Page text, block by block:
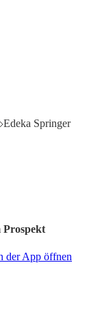
Edeka Springer
Prospekt
der App öffnen